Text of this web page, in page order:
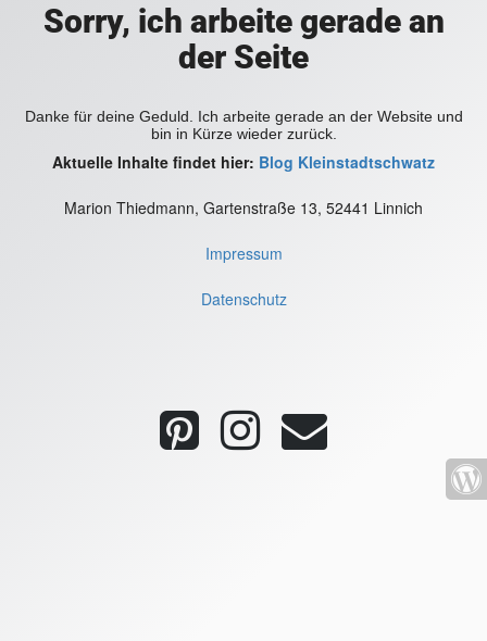
Sorry, ich arbeite gerade an
der Seite
Danke für deine Geduld. Ich arbeite gerade an der Website und
bin in Kürze wieder zurück.
Aktuelle Inhalte findet hier: Blog Kleinstadtschwatz
Marion Thiedmann, Gartenstraße 13, 52441 Linnich
Impressum
Datenschutz